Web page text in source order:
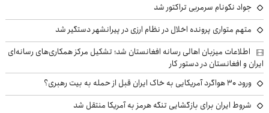
جواد نکونام سرمربی تراکتور شد
متهم متواری پرونده اخلال در نظام ارزی در پیرانشهر دستگیر شد
اطلاعات میزبان اهالی رسانه افغانستان شد؛ تشکیل مرکز همکاری‌های رسانه‌ای
ایران و افغانستان در دستور کار
ورود ۳۰ هواگرد آمریکایی به خاک ایران قبل از حمله به بیت رهبری؟
شروط ایران برای بازگشایی تنگه هرمز به آمریکا منتقل شد